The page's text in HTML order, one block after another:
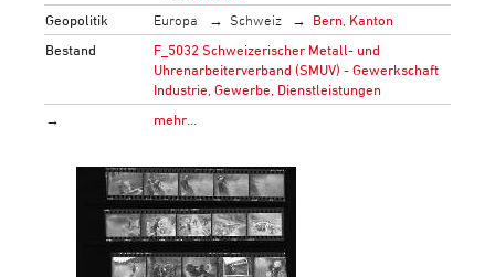
Geopolitik
Europa Schweiz
Bern, Kanton
Bestand
F_5032 Schweizerischer Metall- und
Uhrenarbeiterverband (SMUV) - Gewerkschaft
Industrie, Gewerbe, Dienstleistungen
→
mehr…